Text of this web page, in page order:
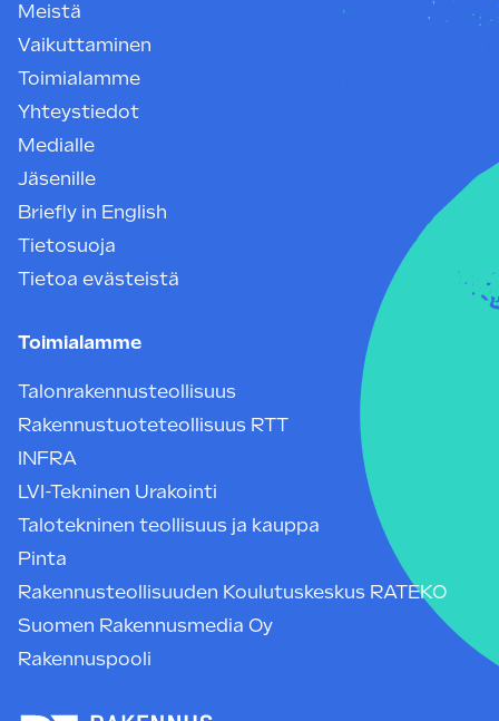
Meistä
Vaikuttaminen
Toimialamme
Yhteystiedot
Medialle
Jäsenille
Briefly in English
Tietosuoja
Tietoa evästeistä
Toimialamme
Talonrakennusteollisuus
Rakennustuoteteollisuus RTT
INFRA
LVI-Tekninen Urakointi
Talotekninen teollisuus ja kauppa
Pinta
Rakennusteollisuuden Koulutuskeskus RATEKO
Suomen Rakennusmedia Oy
Rakennuspooli